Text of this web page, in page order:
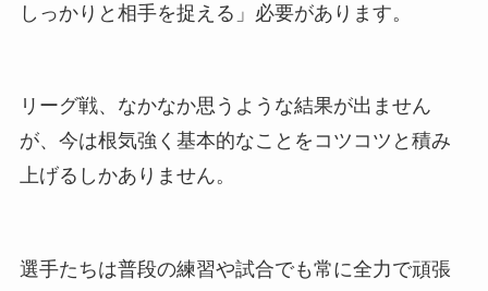
しっかりと相手を捉える」必要があります。
リーグ戦、なかなか思うような結果が出ません
が、今は根気強く基本的なことをコツコツと積み
上げるしかありません。
選手たちは普段の練習や試合でも常に全力で頑張